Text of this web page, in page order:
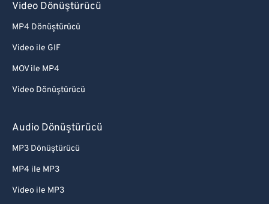
Video Dönüştürücü
MP4 Dönüştürücü
Video ile GIF
MOV ile MP4
Video Dönüştürücü
Audio Dönüştürücü
MP3 Dönüştürücü
MP4 ile MP3
Video ile MP3